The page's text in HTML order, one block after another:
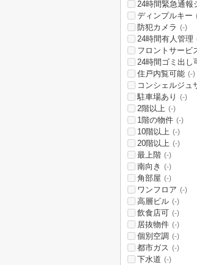
24時間緊急通報
ディンプルキー
防犯カメラ (-)
24時間有人管理
フロントサービ
24時間ゴミ出し
住戸内覧可能 (-)
コンシェルジュ
駐車場あり (-)
2階以上 (-)
1階の物件 (-)
10階以上 (-)
20階以上 (-)
最上階 (-)
南向き (-)
角部屋 (-)
ワンフロア (-)
高層ビル (-)
飲食店可 (-)
居抜物件 (-)
個別空調 (-)
都市ガス (-)
下水道 (-)